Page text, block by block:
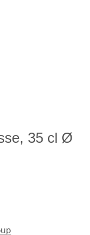
35 cl Ø